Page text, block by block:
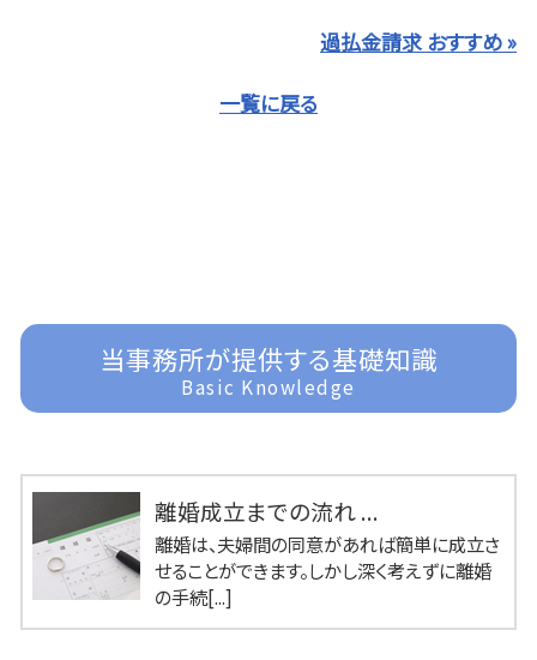
過払金請求 おすすめ »
一覧に戻る
当事務所が提供する基礎知識
Basic Knowledge
離婚成立までの流れ ...
離婚は、夫婦間の同意があれば簡単に成立さ
せることができます。しかし深く考えずに離婚
の手続[...]